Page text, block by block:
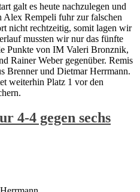
galt es heute nachzulegen und
Alex Rempeli fuhr zur falschen
nicht rechtzeitig, somit lagen wir
mussten wir nur das fünfte
Punkte von IM Valeri Bronznik,
Rainer Weber gegenüber. Remis
Brenner und Dietmar Herrmann.
weiterhin Platz 1 vor den
4-4 gegen sechs